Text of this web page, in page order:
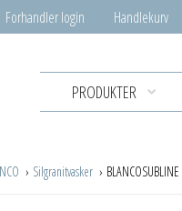
Forhandler login Handlekurv
PRODUKTER
Silgranitvasker